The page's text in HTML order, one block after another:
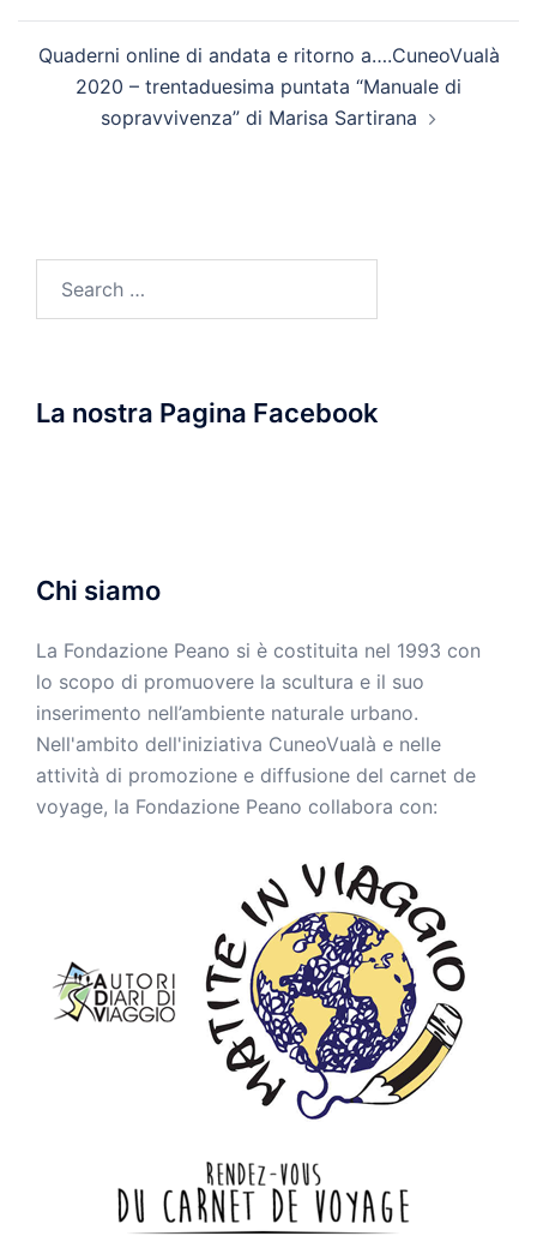
Quaderni online di andata e ritorno a….CuneoVualà
2020 – trentaduesima puntata “Manuale di
sopravvivenza” di Marisa Sartirana
for:
La nostra Pagina Facebook
Chi siamo
La Fondazione Peano si è costituita nel 1993 con
lo scopo di promuovere la scultura e il suo
inserimento nell’ambiente naturale urbano.
Nell'ambito dell'iniziativa CuneoVualà e nelle
attività di promozione e diffusione del carnet de
voyage, la Fondazione Peano collabora con: